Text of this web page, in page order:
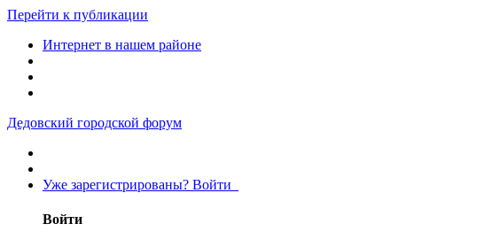
Перейти к публикации
Интернет в нашем районе
Дедовский городской форум
Уже зарегистрированы? Войти
Войти